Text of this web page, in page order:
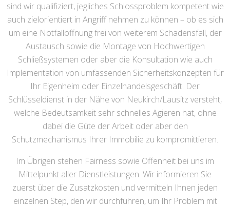
sind wir qualifiziert, jegliches Schlossproblem kompetent wie
auch zielorientiert in Angriff nehmen zu können – ob es sich
um eine Notfallöffnung frei von weiterem Schadensfall, der
Austausch sowie die Montage von Hochwertigen
Schließsystemen oder aber die Konsultation wie auch
Implementation von umfassenden Sicherheitskonzepten für
Ihr Eigenheim oder Einzelhandelsgeschäft. Der
Schlüsseldienst in der Nähe von Neukirch/Lausitz versteht,
welche Bedeutsamkeit sehr schnelles Agieren hat, ohne
dabei die Güte der Arbeit oder aber den
Schutzmechanismus Ihrer Immobilie zu kompromittieren.
Im Übrigen stehen Fairness sowie Offenheit bei uns im
Mittelpunkt aller Dienstleistungen. Wir informieren Sie
zuerst über die Zusatzkosten und vermitteln Ihnen jeden
einzelnen Step, den wir durchführen, um Ihr Problem mit